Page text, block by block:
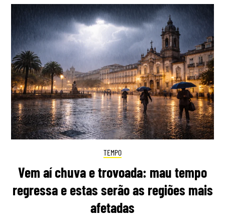
TEMPO
Vem aí chuva e trovoada: mau tempo
regressa e estas serão as regiões mais
afetadas